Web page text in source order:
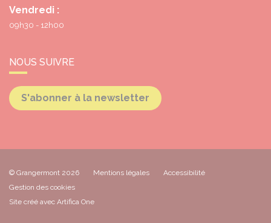
Vendredi :
09h30 - 12h00
NOUS SUIVRE
S'abonner à la newsletter
© Grangermont 2026 Mentions légales
Accessibilité
Gestion des cookies
Site créé avec Artifica One